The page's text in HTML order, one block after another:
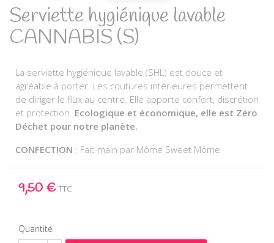
Serviette hygiénique lavable
CANNABIS (S)
La serviette hygiénique lavable (SHL) est douce et
agréable à porter. Les coutures intérieures permettent
de diriger le flux au centre. Elle apporte confort, discrétion
et protection. Ecologique et économique, elle est Zéro
Déchet pour notre planète.
CONFECTION : Fait-main par Môme Sweet Môme
9,50 €TTC
Quantité